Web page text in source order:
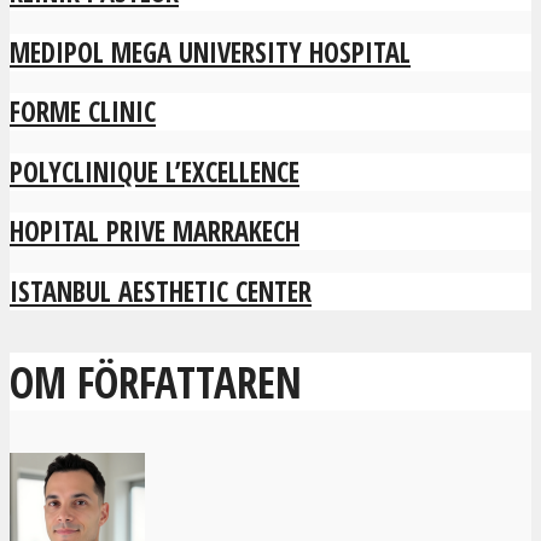
MEDIPOL MEGA UNIVERSITY HOSPITAL
FORME CLINIC
POLYCLINIQUE L’EXCELLENCE
HOPITAL PRIVE MARRAKECH
ISTANBUL AESTHETIC CENTER
OM FÖRFATTAREN